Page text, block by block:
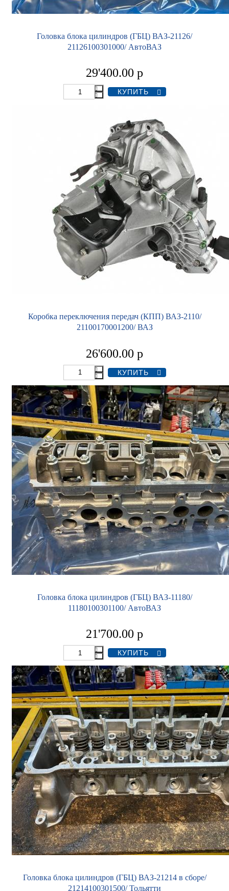
Головка блока цилиндров (ГБЦ) ВАЗ-21126/
21126100301000/ АвтоВАЗ
29'400.00 р
Коробка переключения передач (КПП) ВАЗ-2110/
21100170001200/ ВАЗ
26'600.00 р
Головка блока цилиндров (ГБЦ) ВАЗ-11180/
11180100301100/ АвтоВАЗ
21'700.00 р
Головка блока цилиндров (ГБЦ) ВАЗ-21214 в сборе/
21214100301500/ Тольятти